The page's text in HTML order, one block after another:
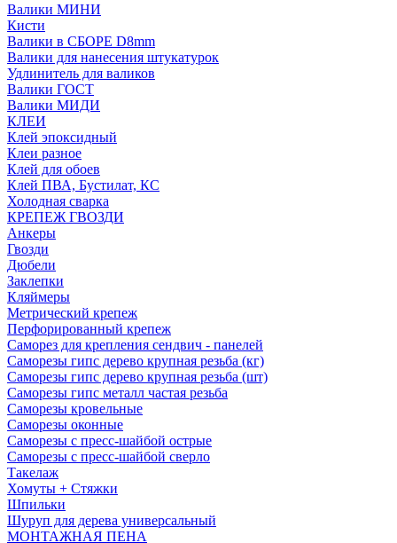
Валики МИНИ
Кисти
Валики в СБОРЕ D8mm
Валики для нанесения штукатурок
Удлинитель для валиков
Валики ГОСТ
Валики МИДИ
КЛЕИ
Клей эпоксидный
Клеи разное
Клей для обоев
Клей ПВА, Бустилат, КС
Холодная сварка
КРЕПЕЖ ГВОЗДИ
Анкеры
Гвозди
Дюбели
Заклепки
Кляймеры
Метрический крепеж
Перфорированный крепеж
Саморез для крепления сендвич - панелей
Саморезы гипс дерево крупная резьба (кг)
Саморезы гипс дерево крупная резьба (шт)
Саморезы гипс металл частая резьба
Саморезы кровельные
Саморезы оконные
Саморезы с пресс-шайбой острые
Саморезы с пресс-шайбой сверло
Такелаж
Хомуты + Стяжки
Шпильки
Шуруп для дерева универсальный
МОНТАЖНАЯ ПЕНА